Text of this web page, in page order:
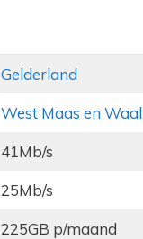
Gelderland
West Maas en Waal
41Mb/s
25Mb/s
225GB p/maand